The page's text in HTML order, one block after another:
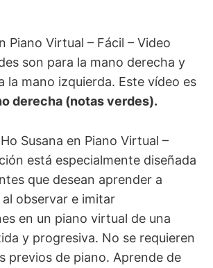
Piano Virtual – Fácil – Video
son para la mano derecha y
la mano izquierda. Este vídeo es
derecha (notas verdes).
Susana en Piano Virtual –
está especialmente diseñada
que desean aprender a
observar e imitar
en un piano virtual de una
y progresiva. No se requieren
previos de piano. Aprende de